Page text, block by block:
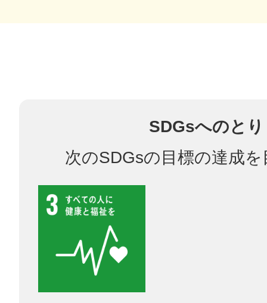
SDGsへのと
次のSDGsの目標の達成
鎌倉